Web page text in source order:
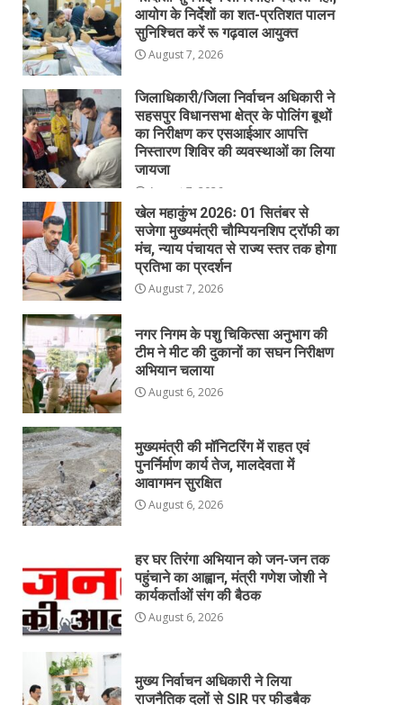
आयोग के निर्देशों का शत-प्रतिशत पालन
सुनिश्चित करें रू गढ़वाल आयुक्त
August 7, 2026
जिलाधिकारी/जिला निर्वाचन अधिकारी ने
सहसपुर विधानसभा क्षेत्र के पोलिंग बूथों
का निरीक्षण कर एसआईआर आपत्ति
निस्तारण शिविर की व्यवस्थाओं का लिया
जायजा
August 7, 2026
खेल महाकुंभ 2026ः 01 सितंबर से
सजेगा मुख्यमंत्री चौम्पियनशिप ट्रॉफी का
मंच, न्याय पंचायत से राज्य स्तर तक होगा
प्रतिभा का प्रदर्शन
August 7, 2026
नगर निगम के पशु चिकित्सा अनुभाग की
टीम ने मीट की दुकानों का सघन निरीक्षण
अभियान चलाया
August 6, 2026
मुख्यमंत्री की मॉनिटरिंग में राहत एवं
पुनर्निर्माण कार्य तेज, मालदेवता में
आवागमन सुरक्षित
August 6, 2026
हर घर तिरंगा अभियान को जन-जन तक
पहुंचाने का आह्वान, मंत्री गणेश जोशी ने
कार्यकर्ताओं संग की बैठक
August 6, 2026
मुख्य निर्वाचन अधिकारी ने लिया
राजनैतिक दलों से SIR पर फीडबैक